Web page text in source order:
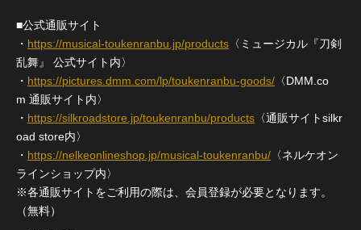
■公式通販サイト
・ https://musical-toukenranbu.jp/products 〈ミュージカル『刀剣
乱舞』 公式サイト内〉
・ https://pictures.dmm.com/lp/toukenranbu-goods/ 〈DMM.co
m 通販サイト内〉
・ https://silkroadstore.jp/toukenranbu/products 〈通販サイトsilkr
oad store内〉
・ https://nelkeonlineshop.jp/musical-toukenranbu/ 〈ネルケオン
ラインショップ内〉
※各通販サイトをご利用の際は、会員登録が必要となります。
（無料）